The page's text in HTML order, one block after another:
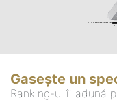
Gasește un
Ranking-ul îi adună